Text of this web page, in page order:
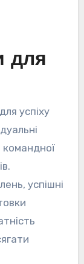
для
успіху
командної
успішні